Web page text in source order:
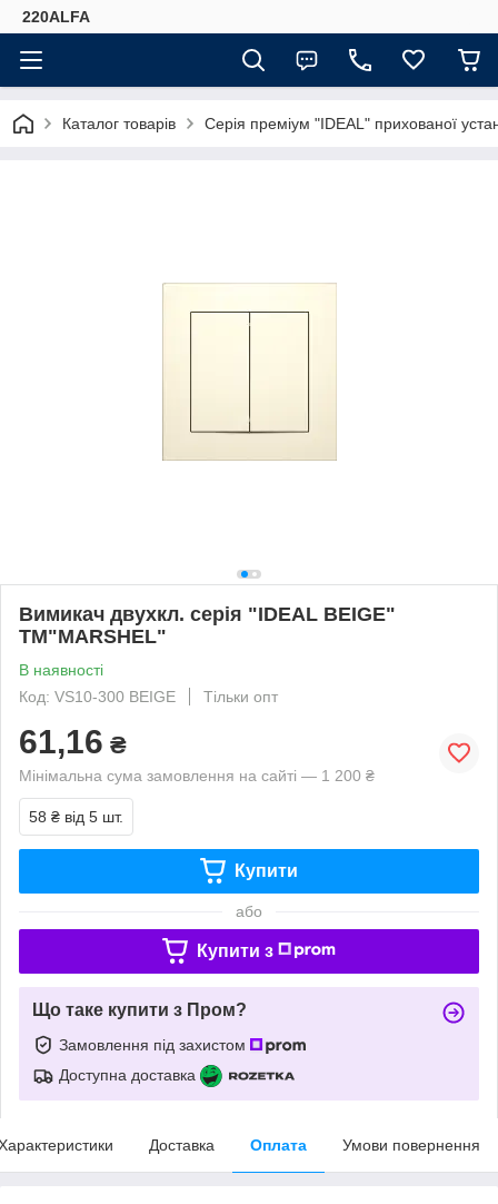
220ALFA
Каталог товарів Серія преміум "IDEAL" прихованої
Вимикач двухкл. серія "IDEAL BEIGE"
ТМ"MARSHEL"
В наявності
Код: VS10-300 BEIGE
Тільки опт
61,16 ₴
Мінімальна сума замовлення на сайті — 1 200 ₴
58 ₴ від 5 шт.
Купити
або
Купити з
Що таке купити з Пром?
Замовлення під захистом
Доступна доставка
Доставка Оплата Умови повернення